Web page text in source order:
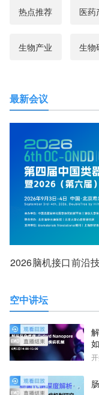
热点推荐 医药
生物产业 生物
最新会议
2026脑机接口前沿
空中讲坛